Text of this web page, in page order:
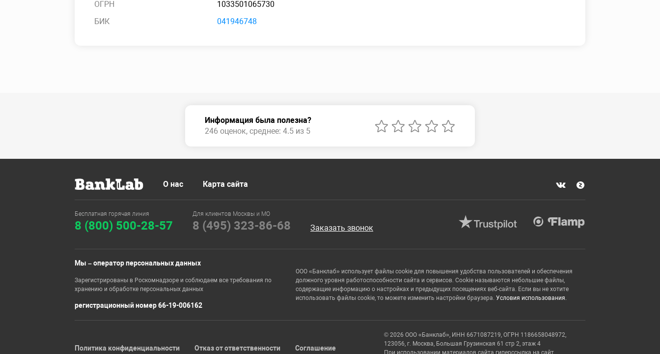
ОГРН
1033501065730
БИК
041946748
Информация была полезна?
246 оценок, среднее: 4.5 из 5
О нас Карта сайта
Бесплатная горячая линия
8 (800) 500-28-57
Для клиентов Москвы и МО
8 (495) 323-86-68 Заказать звонок
Мы – оператор персональных данных
Зарегистрированы в Роскомнадзоре и соблюдаем все требования по
хранению и обработке персональных данных
регистрационный номер 66-19-006162
ООО «Банклаб» использует файлы cookie для повышения удобства пользователей и обеспечения
должного уровня работоспособности сайта и сервисов. Cookie называются небольшие файлы,
содержащие информацию о настройках и предыдущих посещениях веб-сайта. Если вы не хотите
использовать файлы cookie, то можете изменить настройки браузера. Условия использования.
Политика конфиденциальности Отказ от ответственности Соглашение
© 2026 ООО «Банклаб», ИНН 6671087219, ОГРН 1186658048972,
123056, г. Москва, Большая Грузинская 61 стр 2, этаж 4
При использовании материалов сайта гиперссылка на сайт